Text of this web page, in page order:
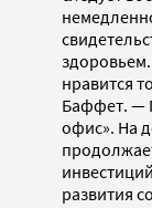
нравится
Баффет. —
офис». На
развития